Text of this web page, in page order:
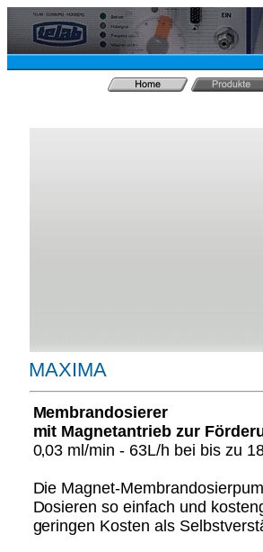
MAXIMA
Membrandosierer
mit Magnetantrieb zur
0‚03 ml/min - 63L/h bei bis zu
Die Magnet-
Dosieren so einfach und
geringen Kosten als